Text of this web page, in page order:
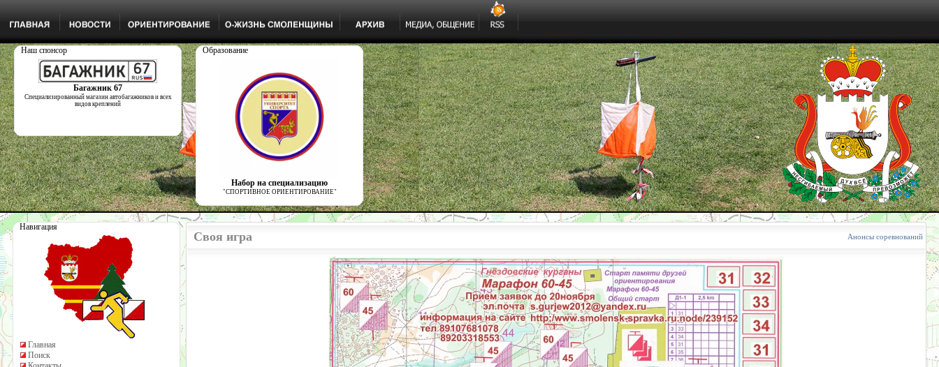
Наш спонсор
Багажник 67
Специализированный магазин автобагажников и всех
видов креплений
Образование
Набор на специализацию
"СПОРТИВНОЕ ОРИЕНТИРОВАНИЕ"
Навигация
Главная
Поиск
Своя игра Анонсы соревнований